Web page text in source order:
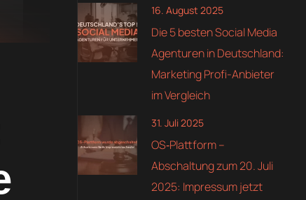
Die 5 besten Social Media
Agenturen in Deutschland:
Marketing Profi-Anbieter
im Vergleich
16. August 2025
OS‑Plattform –
Abschaltung zum 20. Juli
2025: Impressum jetzt
31. Juli 2025